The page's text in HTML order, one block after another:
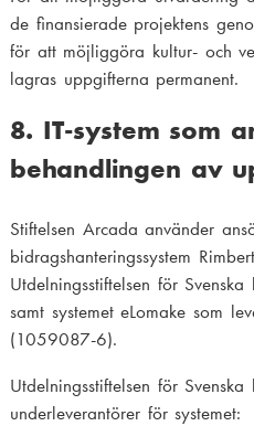
de finansierade projektens
för att möjliggöra kultur- och
lagras uppgifterna permanent.
8. IT-system som
behandlingen av
Stiftelsen Arcada använder
bidragshanteringssystem
Utdelningsstiftelsen för
samt systemet eLomake som
(1059087-6).
Utdelningsstiftelsen för
underleverantörer för systemet: